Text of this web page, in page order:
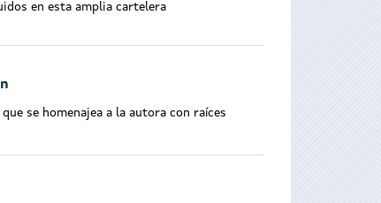
en esta amplia cartelera
se homenajea a la autora con raíces